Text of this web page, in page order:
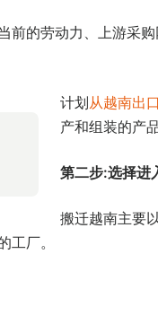
前的劳动力、上游采
计划从越南出
产和组装的产
第二步:选择进
搬迁越南主要
工厂。